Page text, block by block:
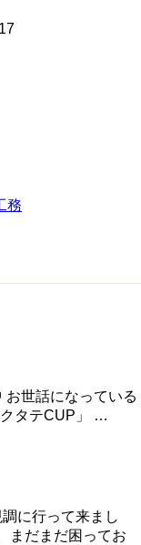
務
お世話になっている
タテCUP」 …
に行って来まし
まだまだ困ってお